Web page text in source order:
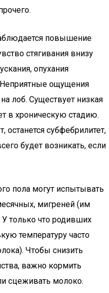
повышение
стягивания внизу
опухания
ощущения
лоб. Существует низкая
в хроническую стадию.
останется субфебрилитет,
будет возникать, если
пола могут испытывать
мигреней (им
только что родивших
температуру часто
Чтобы снизить
важно кормить
сцеживать молоко.